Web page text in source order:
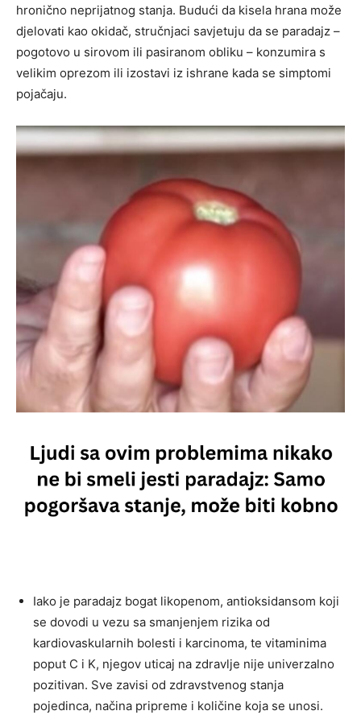
hronično neprijatnog stanja. Budući da kisela hrana može
djelovati kao okidač, stručnjaci savjetuju da se paradajz –
pogotovo u sirovom ili pasiranom obliku – konzumira s
velikim oprezom ili izostavi iz ishrane kada se simptomi
pojačaju.
Iako je paradajz bogat likopenom, antioksidansom koji
se dovodi u vezu sa smanjenjem rizika od
kardiovaskularnih bolesti i karcinoma, te vitaminima
poput C i K, njegov uticaj na zdravlje nije univerzalno
pozitivan. Sve zavisi od zdravstvenog stanja
pojedinca, načina pripreme i količine koja se unosi.